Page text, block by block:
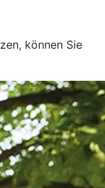
können Sie